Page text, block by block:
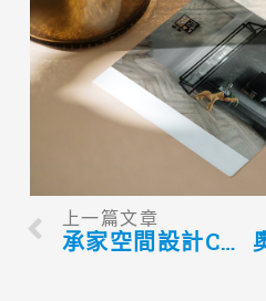
上一篇文章
承家空間設計CHENGCHIA｜品牌識別設計